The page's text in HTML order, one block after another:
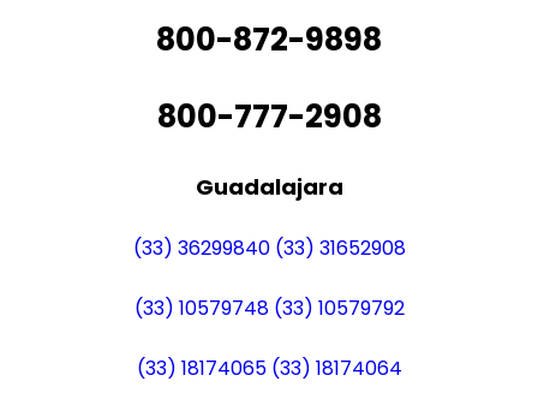
800-872-9898
800-777-2908
Guadalajara
(33) 36299840 (33) 31652908
(33) 10579748 (33) 10579792
(33) 18174065 (33) 18174064